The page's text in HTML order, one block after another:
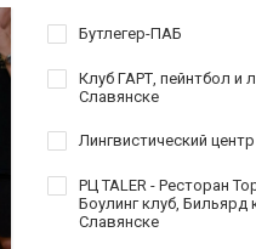
Бутлегер-ПАБ
Клуб ГАРТ, пейнтбол и
Славянске
Лингвистический
РЦ TALER - Ресторан
Боулинг клуб, Бильярд
Славянске